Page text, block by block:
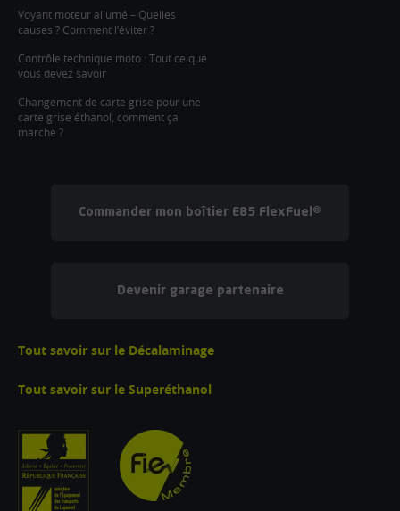
Voyant moteur allumé – Quelles
causes ? Comment l’éviter ?
Contrôle technique moto : Tout ce que
vous devez savoir
Changement de carte grise pour une
carte grise éthanol, comment ça
marche ?
Commander mon boîtier E85 FlexFuel®
Devenir garage partenaire
Tout savoir sur le Décalaminage
Tout savoir sur le Superéthanol